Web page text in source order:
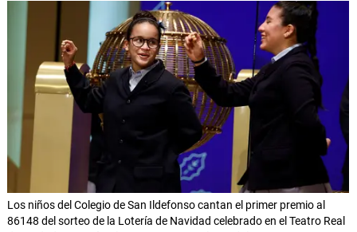
Los niños del Colegio de San Ildefonso cantan el primer premio al
86148 del sorteo de la Lotería de Navidad celebrado en el Teatro Real